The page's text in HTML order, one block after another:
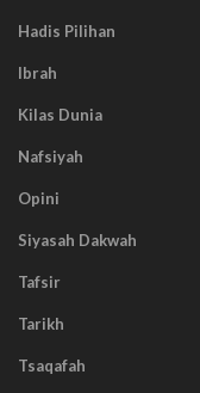
Hadis Pilihan
Ibrah
Kilas Dunia
Nafsiyah
Opini
Siyasah Dakwah
Tafsir
Tarikh
Tsaqafah